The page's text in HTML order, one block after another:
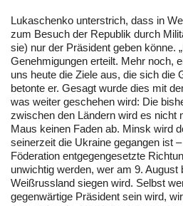
Lukaschenko unterstrich, dass in
zum Besuch der Republik durch
sie) nur der Präsident geben könne.
Genehmigungen erteilt. Mehr noch,
uns heute die Ziele aus, die sich die
betonte er. Gesagt wurde dies mit
was weiter geschehen wird: Die
zwischen den Ländern wird es nicht
Maus keinen Faden ab. Minsk wird
seinerzeit die Ukraine gegangen ist
Föderation entgegengesetzte
unwichtig werden, wer am 9. August
Weißrussland siegen wird. Selbst
gegenwärtige Präsident sein wird,